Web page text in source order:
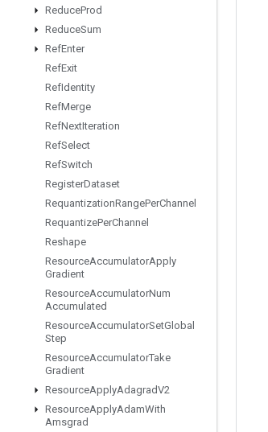
ReduceProd
ReduceSum
RefEnter
RefExit
RefIdentity
RefMerge
RefNextIteration
RefSelect
RefSwitch
RegisterDataset
RequantizationRangePerChannel
RequantizePerChannel
Reshape
ResourceAccumulatorApply
Gradient
ResourceAccumulatorNum
Accumulated
ResourceAccumulatorSetGlobal
Step
ResourceAccumulatorTake
Gradient
ResourceApplyAdagradV2
ResourceApplyAdamWith
Amsgrad